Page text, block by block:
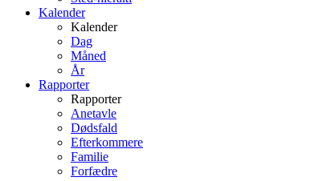
Kalender
Kalender
Dag
Måned
År
Rapporter
Rapporter
Anetavle
Dødsfald
Efterkommere
Familie
Forfædre